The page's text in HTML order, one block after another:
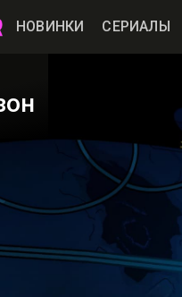
НОВИНКИ СЕРИАЛЫ